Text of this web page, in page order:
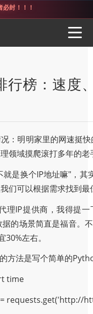
必封！！！
行榜：速度
：明明家里的网速挺
领域摸爬滚打多年的
是换个IP地址嘛"，
们可以根据需求找到最
理IP提供商，我得提
的场景简直是福音。
左右。
方法是写个简单的
time
requests.get('http://